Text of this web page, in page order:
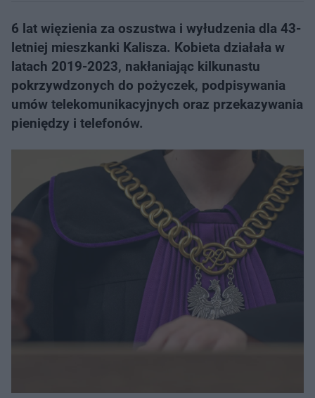
6 lat więzienia za oszustwa i wyłudzenia dla 43-
letniej mieszkanki Kalisza. Kobieta działała w
latach 2019-2023, nakłaniając kilkunastu
pokrzywdzonych do pożyczek, podpisywania
umów telekomunikacyjnych oraz przekazywania
pieniędzy i telefonów.